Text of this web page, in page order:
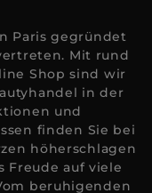
Paris gegründet
Mit rund
Shop sind wir
in der
und
finden Sie bei
höherschlagen
Freude auf viele
beruhigenden